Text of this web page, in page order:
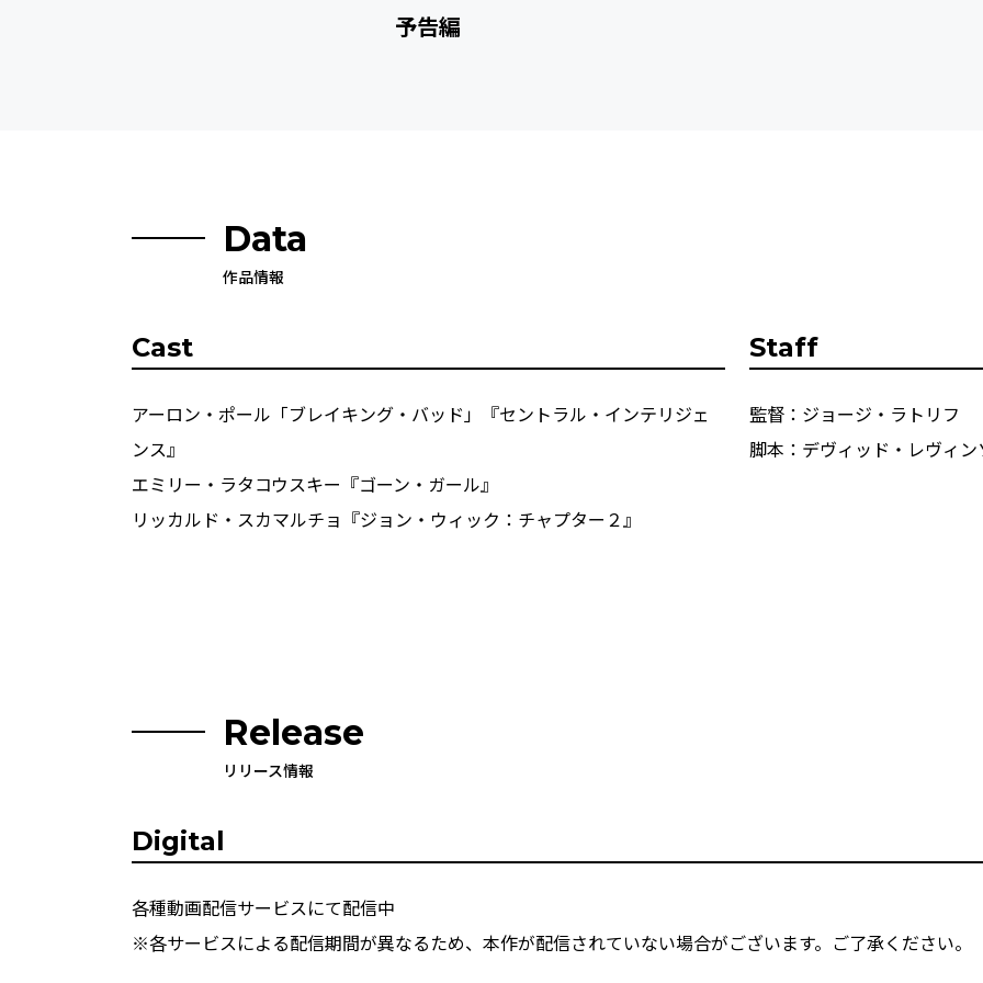
予告編
Data
作品情報
Cast
アーロン・ポール「ブレイキング・バッド」『セントラル・インテリジェ
ンス』
エミリー・ラタコウスキー『ゴーン・ガール』
リッカルド・スカマルチョ『ジョン・ウィック：チャプター２』
Staff
監督：ジョージ・ラトリフ
脚本：デヴィッド・レヴィン
Release
リリース情報
Digital
各種動画配信サービスにて配信中
※各サービスによる配信期間が異なるため、本作が配信されていない場合がございます。ご了承ください。